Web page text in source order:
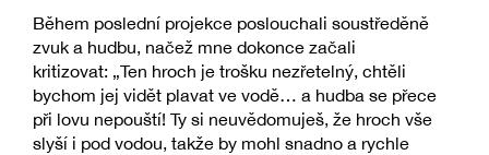
Během poslední projekce poslouchali soustředěně
zvuk a hudbu, načež mne dokonce začali
kritizovat: „Ten hroch je trošku nezřetelný, chtěli
bychom jej vidět plavat ve vodě… a hudba se přece
při lovu nepouští! Ty si neuvědomuješ, že hroch vše
slyší i pod vodou, takže by mohl snadno a rychle